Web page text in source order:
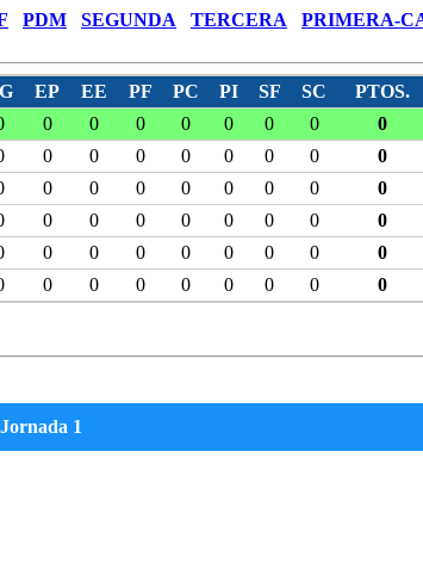
PDM SEGUNDA TERCERA PRIMERA-
EP EE PF PC PI SF SC
PTOS.
0 0 0 0 0 0 0
0
0 0 0 0 0 0 0
0
0 0 0 0 0 0 0
0
0 0 0 0 0 0 0
0
0 0 0 0 0 0 0
0
0 0 0 0 0 0 0 0
Jornada 1